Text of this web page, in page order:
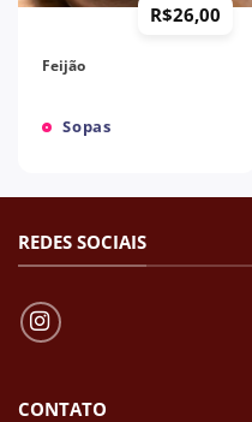
Sopas
Feijão
R$26,00
REDES SOCIAIS
CONTATO